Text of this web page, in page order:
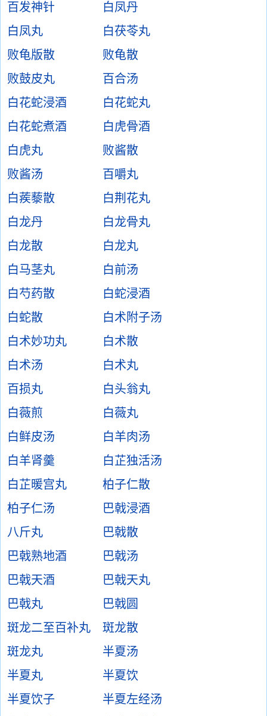
百发神针
白凤丹
白凤丸
白茯苓丸
败龟版散
败龟散
败鼓皮丸
百合汤
白花蛇浸酒
白花蛇丸
白花蛇煮酒
白虎骨酒
白虎丸
败酱散
败酱汤
百嚼丸
白蒺藜散
白荆花丸
白龙丹
白龙骨丸
白龙散
白龙丸
白马茎丸
白前汤
白芍药散
白蛇浸酒
白蛇散
白术附子汤
白术妙功丸
白术散
白术汤
白术丸
百损丸
白头翁丸
白薇煎
白薇丸
白鲜皮汤
白羊肉汤
白羊肾羹
白芷独活汤
白芷暖宫丸
柏子仁散
柏子仁汤
巴戟浸酒
八斤丸
巴戟散
巴戟熟地酒
巴戟汤
巴戟天酒
巴戟天丸
巴戟丸
巴戟圆
斑龙二至百补丸
斑龙散
斑龙丸
半夏汤
半夏丸
半夏饮
半夏饮子
半夏左经汤